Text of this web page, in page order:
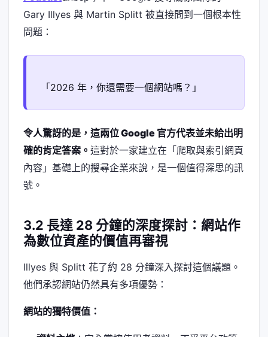
Gary Illyes 與 Martin Splitt 被直接問到一個根本性
問題：
「2026 年，你還需要一個網站嗎？」
令人驚訝的是，這兩位 Google 官方代表並未給出明
確的肯定答案。 這對於一家建立在「爬取與索引網頁
內容」基礎上的搜尋企業來說，是一個值得深思的訊
號。
3.2 長達 28 分鐘的深度探討：網站作
為數位資產的價值再審視
Illyes 與 Splitt 花了約 28 分鐘深入探討這個議題。
他們承認網站仍然具有多項優勢：
網站的獨特價值：